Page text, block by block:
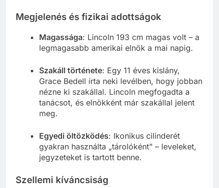
Megjelenés és fizikai adottságok
Magassága: Lincoln 193 cm magas volt – a
legmagasabb amerikai elnök a mai napig.
Szakáll története: Egy 11 éves kislány,
Grace Bedell írta neki levélben, hogy jobban
nézne ki szakállal. Lincoln megfogadta a
tanácsot, és elnökként már szakállal jelent
meg.
Egyedi öltözködés: Ikonikus cilinderét
gyakran használta „tárolóként” – leveleket,
jegyzeteket is tartott benne.
Szellemi kíváncsiság